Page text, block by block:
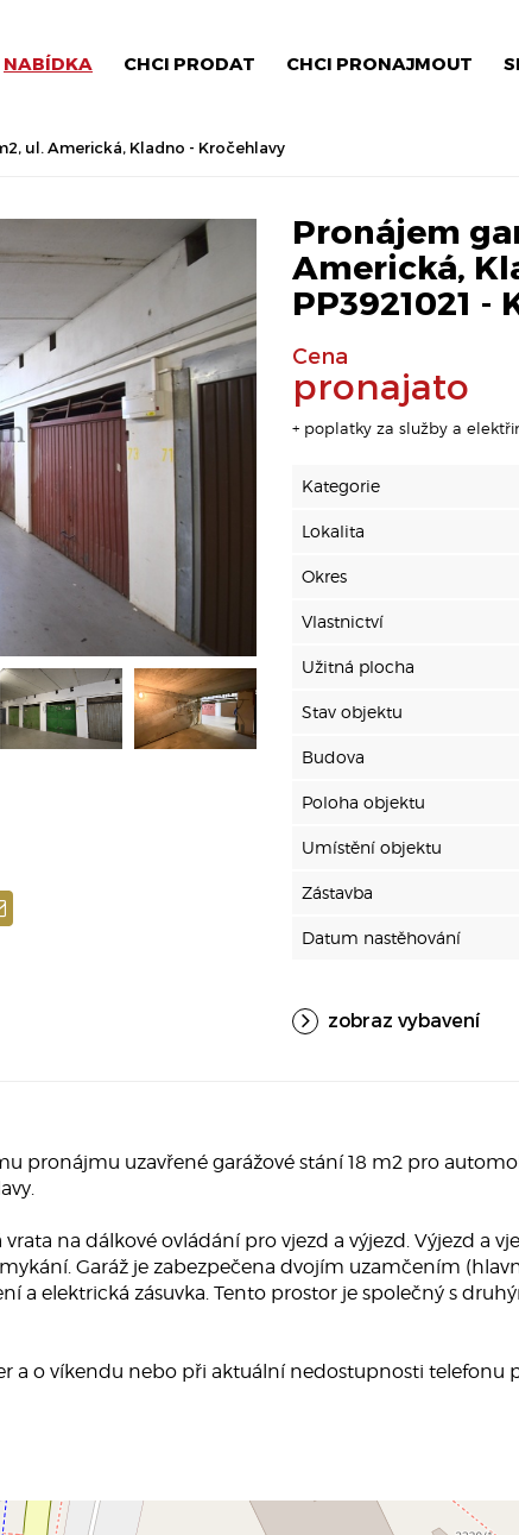
NABÍDKA CHCI PRODAT CHCI PRONAJMOUT
ul. Americká, Kladno - Kročehlavy
Pronájem
Americká,
PP3921021 -
Cena
pronajato
+ poplatky za služby a
Kategorie
Lokalita
Okres
Vlastnictví
Užitná plocha
Stav objektu
Budova
Poloha objektu
Umístění objektu
Zástavba
Datum nastěhování
zobraz vybavení
pronájmu uzavřené garážové stání 18 m2 pro
na dálkové ovládání pro vjezd a výjezd. Výjezd a
Garáž je zabezpečena dvojím uzamčením
a elektrická zásuvka. Tento prostor je společný s
a o víkendu nebo při aktuální nedostupnosti telefonu